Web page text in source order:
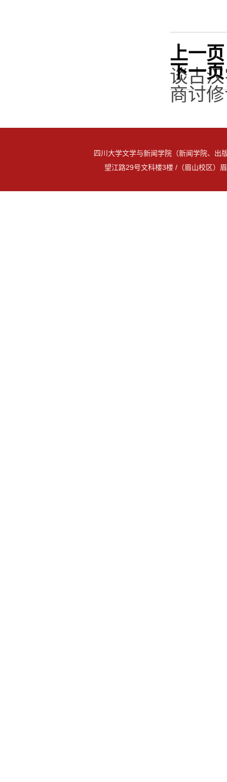
上一
谈古
下一
商讨
四川大学文学与新闻学院（新闻学院、
望江路29号文科楼3楼 /（眉山校区